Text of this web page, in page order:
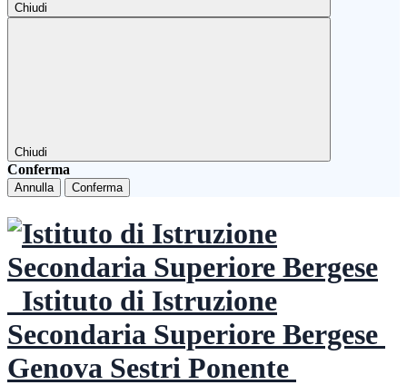
Chiudi
Chiudi
Conferma
Annulla Conferma
Istituto di Istruzione
Secondaria Superiore Bergese
Genova Sestri Ponente